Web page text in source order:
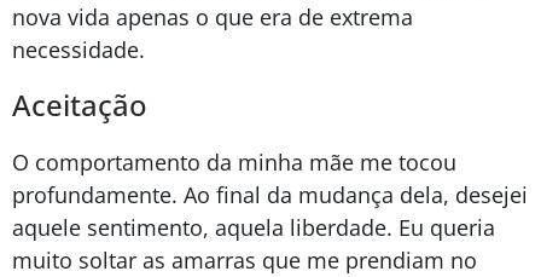
nova vida apenas o que era de extrema
necessidade.
Aceitação
O comportamento da minha mãe me tocou
profundamente. Ao final da mudança dela, desejei
aquele sentimento, aquela liberdade. Eu queria
muito soltar as amarras que me prendiam no